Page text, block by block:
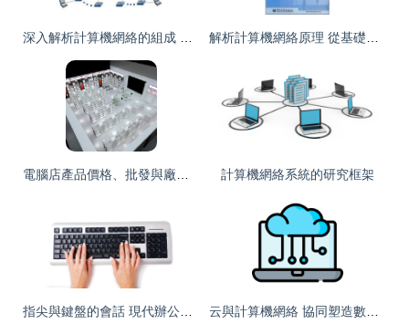
計算機網絡系統的研究框架